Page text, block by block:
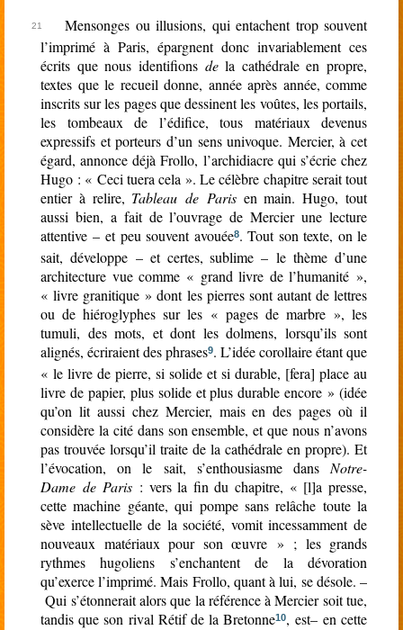
Mensonges ou illusions, qui entachent trop souvent
l’imprimé à Paris, épargnent donc invariablement ces
écrits que nous identifions dela cathédrale en propre,
textes que le recueil donne, année après année, comme
inscrits sur les pages que dessinent les voûtes, les portails,
les tombeaux de l’édifice, tous matériaux devenus
expressifs et porteurs d’un sens univoque. Mercier, à cet
égard, annonce déjà Frollo, l’archidiacre qui s’écrie chez
Hugo : « Ceci tuera cela ». Le célèbre chapitre serait tout
entier à relire, Tableau de Parisen main. Hugo, tout
aussi bien, a fait de l’ouvrage de Mercier une lecture
attentive – et peu souvent avouée8. Tout son texte, on le
sait, développe – et certes, sublime – le thème d’une
architecture vue comme « grand livre de l’humanité »,
« livre granitique » dont les pierres sont autant de lettres
ou de hiéroglyphes sur les « pages de marbre », les
tumuli, des mots, et dont les dolmens, lorsqu’ils sont
alignés, écriraient des phrases9. L’idée corollaire étant que
« le livre de pierre, si solide et si durable, [fera] place au
livre de papier, plus solide et plus durable encore » (idée
qu’on lit aussi chez Mercier, mais en des pages où il
considère la cité dans son ensemble, et que nous n’avons
pas trouvée lorsqu’il traite de la cathédrale en propre). Et
l’évocation, on le sait, s’enthousiasme dansNotre-
Dame de Paris : vers la fin du chapitre, « [l]a presse,
cette machine géante, qui pompe sans relâche toute la
sève intellectuelle de la société, vomit incessamment de
nouveaux matériaux pour son œuvre » ; les grands
rythmes hugoliens s’enchantent de la dévoration
qu’exerce l’imprimé. Mais Frollo, quant à lui, se désole. –
Qui s’étonnerait alors que la référence à Mercier soit tue,
tandis que son rival Rétif de la Bretonne10, est– en cette